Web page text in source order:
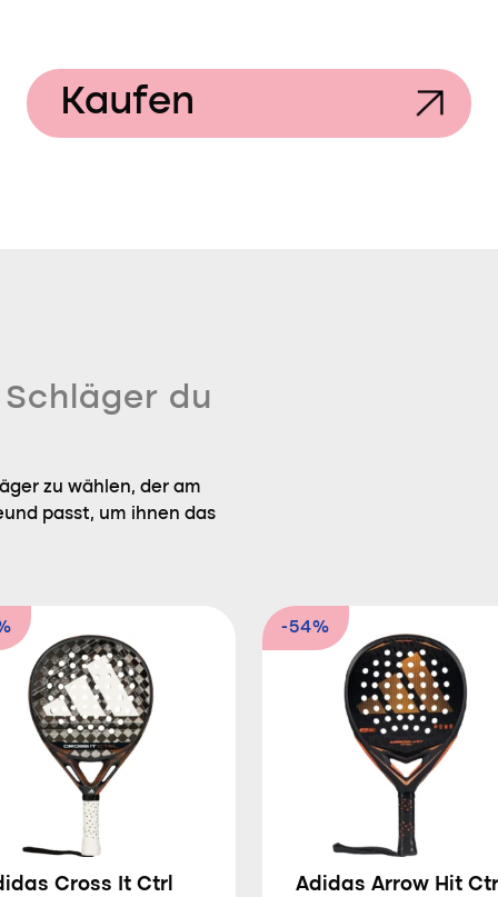
Kaufen
du
zu wählen, der am
passt, um ihnen das
Cross It Ctrl
-54%
Adidas Arrow Hit